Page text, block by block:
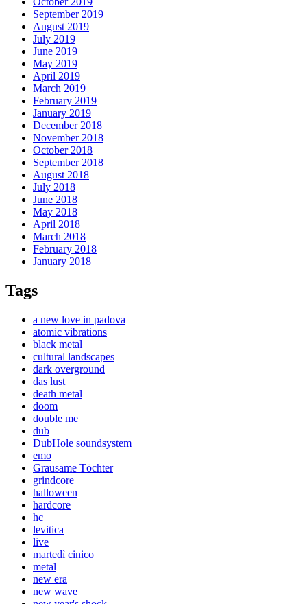
September 2019
August 2019
July 2019
June 2019
May 2019
April 2019
March 2019
February 2019
January 2019
December 2018
November 2018
October 2018
September 2018
August 2018
July 2018
June 2018
May 2018
April 2018
March 2018
February 2018
January 2018
Tags
a new love in padova
atomic vibrations
black metal
cultural landscapes
dark overground
das lust
death metal
doom
double me
dub
DubHole soundsystem
emo
Grausame Töchter
grindcore
halloween
hardcore
hc
levitica
live
martedì cinico
metal
new era
new wave